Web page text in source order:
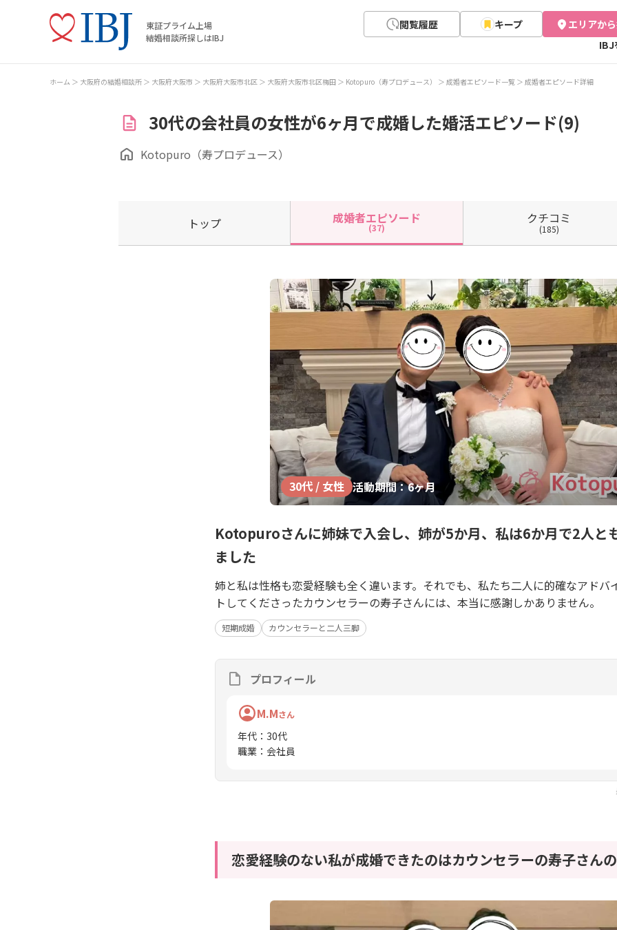
東証プライム上場
結婚相談所探しはIBJ
閲覧履歴 キープ エリアか
IBJ
ホーム 大阪府の結婚相談所 大阪府大阪市 大阪府大阪市北区 大阪府大阪市北区梅田 Kotopuro（寿プロデュース） 成婚者エピソード一覧 成婚者エピソード詳細
30代の会社員の女性が6ヶ月で成婚した婚活エピソード(9)
Kotopuro（寿プロデュース）
トップ 成婚者エピソード
(37)
クチコミ
(185)
30代 / 女性 活動期間：6ヶ月
Kotopuroさんに姉妹で入会し、姉が5か月、私は6か月で2人と
ました
姉と私は性格も恋愛経験も全く違います。それでも、私たち二人に的確なアドバ
トしてくださったカウンセラーの寿子さんには、本当に感謝しかありません。
短期成婚 カウンセラーと二人三脚
プロフィール
M.Mさん
年代 ： 30代
職業 ： 会社員
恋愛経験のない私が成婚できたのはカウンセラーの寿子さん